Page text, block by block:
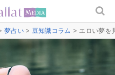
夢占い> 豆知識コラム > エロい夢を